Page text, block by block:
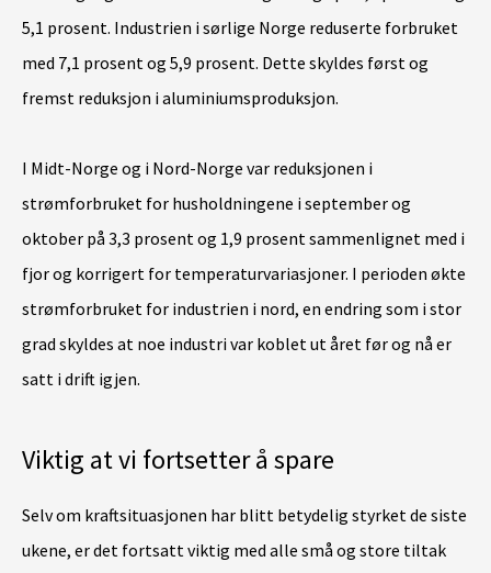
5,1 prosent. Industrien i sørlige Norge reduserte forbruket
med 7,1 prosent og 5,9 prosent. Dette skyldes først og
fremst reduksjon i aluminiumsproduksjon.
I Midt-Norge og i Nord-Norge var reduksjonen i
strømforbruket for husholdningene i september og
oktober på 3,3 prosent og 1,9 prosent sammenlignet med i
fjor og korrigert for temperaturvariasjoner. I perioden økte
strømforbruket for industrien i nord, en endring som i stor
grad skyldes at noe industri var koblet ut året før og nå er
satt i drift igjen.
Viktig at vi fortsetter å spare
Selv om kraftsituasjonen har blitt betydelig styrket de siste
ukene, er det fortsatt viktig med alle små og store tiltak